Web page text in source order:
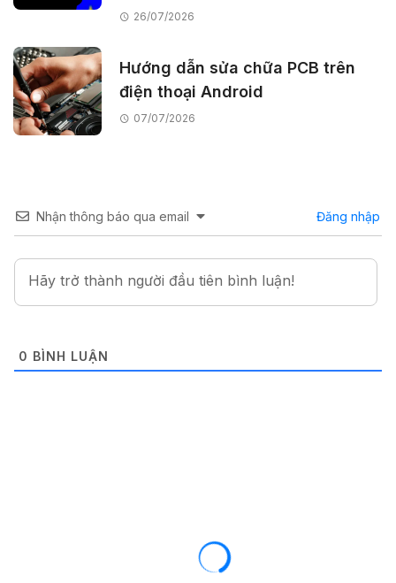
26/07/2026
Hướng dẫn sửa chữa PCB trên
điện thoại Android
07/07/2026
Nhận thông báo qua email Đăng nhập
0 BÌNH LUẬN
ROM stock cho Infinix Hot 12 Pro